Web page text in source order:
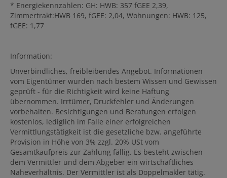
* Energiekennzahlen: GH: HWB: 357 fGEE 2,39,
Zimmertrakt:HWB 169, fGEE: 2,04, Wohnungen: HWB: 125,
fGEE: 1,77
Information:
Unverbindliches, freibleibendes Angebot. Informationen
vom Eigentümer wurden nach bestem Wissen und Gewissen
geprüft - für die Richtigkeit wird keine Haftung
übernommen. Irrtümer, Druckfehler und Änderungen
vorbehalten. Besichtigungen und Beratungen erfolgen
kostenlos, lediglich im Falle einer erfolgreichen
Vermittlungstätigkeit ist die gesetzliche bzw. angeführte
Provision in Höhe von 3% zzgl. 20% USt vom
Gesamtkaufpreis zur Zahlung fällig. Es besteht zwischen
dem Vermittler und dem Abgeber ein wirtschaftliches
Naheverhältnis. Der Vermittler ist als Doppelmakler tätig.